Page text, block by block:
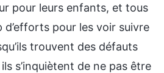
pour leurs enfants, et tous
d’efforts pour les voir suivre
trouvent des défauts
s’inquiètent de ne pas être